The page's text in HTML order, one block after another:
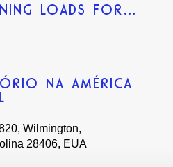
LOADS FOR…
NA AMÉRICA
Wilmington,
28406, EUA